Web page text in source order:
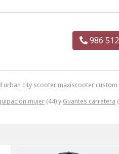
city scooter maxiscooter
mujer (44) y Guantes carretera
986